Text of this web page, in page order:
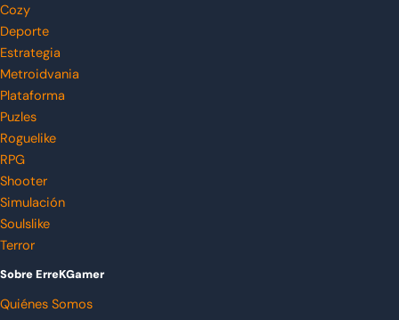
Cozy
Deporte
Estrategia
Metroidvania
Plataforma
Puzles
Roguelike
RPG
Shooter
Simulación
Soulslike
Terror
Sobre ErreKGamer
Quiénes Somos